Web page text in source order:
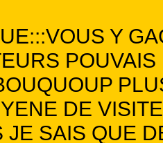
Y
DE
JE SAIS QUE